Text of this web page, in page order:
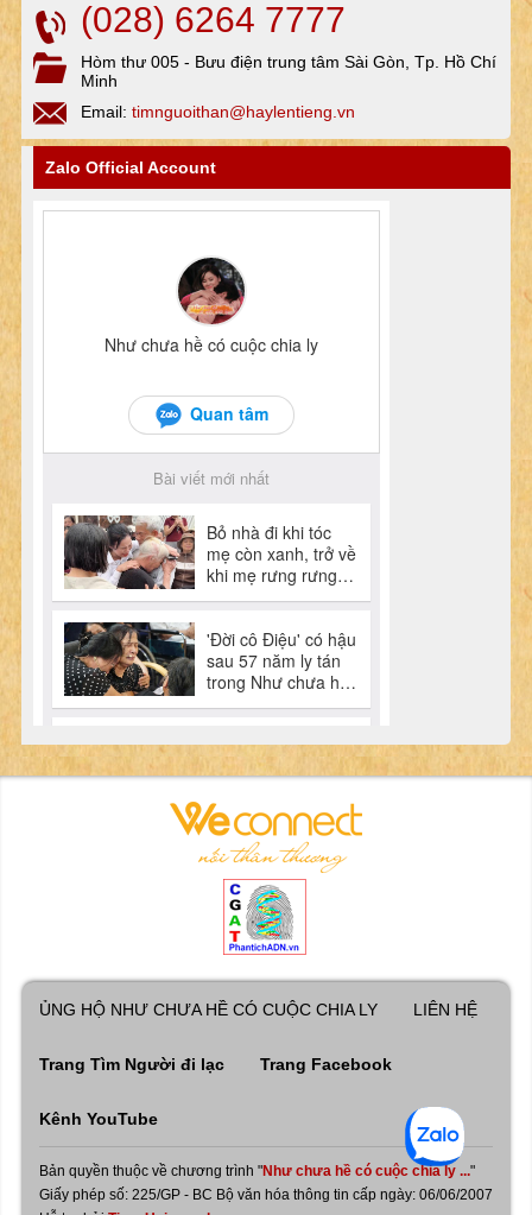
(028) 6264 7777
Hòm thư 005 - Bưu điện trung tâm Sài Gòn, Tp. Hồ Chí
Minh
Email: timnguoithan@haylentieng.vn
Zalo Official Account
ỦNG HỘ NHƯ CHƯA HỀ CÓ CUỘC CHIA LY LIÊN HỆ
Trang Tìm Người đi lạc Trang Facebook
Kênh YouTube
Bản quyền thuộc về chương trình "Như chưa hề có cuộc chia ly ..."
Giấy phép số: 225/GP - BC Bộ văn hóa thông tin cấp ngày: 06/06/2007